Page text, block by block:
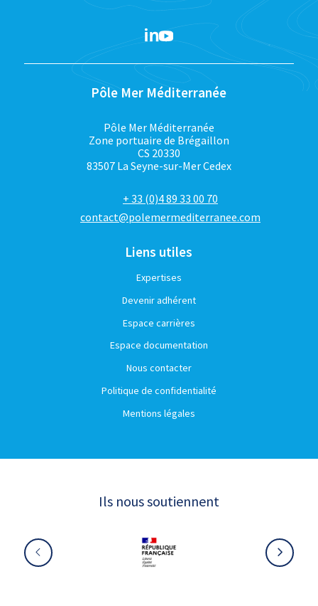
Pôle Mer Méditerranée
Pôle Mer Méditerranée
Zone portuaire de Brégaillon
CS 20330
83507 La Seyne-sur-Mer Cedex
+ 33 (0)4 89 33 00 70
contact@polemermediterranee.com
Liens utiles
Expertises
Devenir adhérent
Espace carrières
Espace documentation
Nous contacter
Politique de confidentialité
Mentions légales
Ils nous soutiennent